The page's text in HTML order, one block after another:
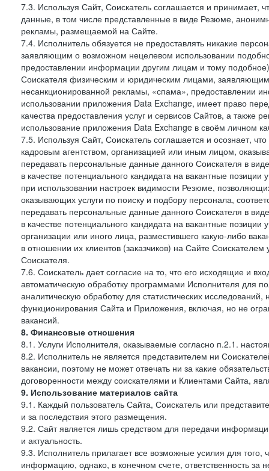
7.3. Используя Сайт, Соискатель соглашается и принимает,
данные, в том числе представленные в виде Резюме,
рекламы, размещаемой на Сайте.
7.4. Исполнитель обязуется не предоставлять никакие
заявляющим о возможном нецелевом использовании
предоставлении информации другим лицам и тому
Соискателя физическим и юридическим лицами,
несанкционированной рекламы, «спама», предоставлении
использовании приложения Data Exchange, имеет право
качества предоставления услуг и сервисов Сайтов, а также
использование приложения Data Exchange в своём личном
7.5. Используя Сайт, Соискатель соглашается и осознает,
кадровым агентством, организацией или иным лицом,
передавать персональные данные данного Соискателя в
в качестве потенциального кандидата на вакантные позиции
при использовании настроек видимости Резюме,
оказывающих услуги по поиску и подбору персонала,
передавать персональные данные данного Соискателя в
в качестве потенциального кандидата на вакантные позиции
организации или иного лица, разместившего какую-либо
в отношении их клиентов (заказчиков) на Сайте
Соискателя.
7.6. Соискатель дает согласие на то, что его исходящие и
автоматическую обработку программами Исполнителя для
аналитическую обработку для статистических
функционирования Сайта и Приложения, включая, но не
вакансий.
8. Финансовые отношения
8.1. Услуги Исполнителя, оказываемые согласно п.2.1.
8.2. Исполнитель не является представителем ни
вакансии, поэтому не может отвечать ни за какие
договоренности между соискателями и Клиентами Сайта,
9. Использование материалов сайта
9.1. Каждый пользователь Сайта, Соискатель или
и за последствия этого размещения.
9.2. Сайт является лишь средством для передачи
и актуальность.
9.3. Исполнитель прилагает все возможные усилия для
информацию, однако, в конечном счете, ответственность за